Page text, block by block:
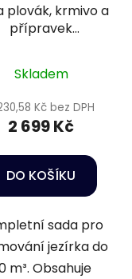
plovák, krmivo a
přípravek
Skladem
Kč bez DPH
2 699 Kč
DO KOŠÍKU
sada pro
jezírka do
m³. Obsahuje